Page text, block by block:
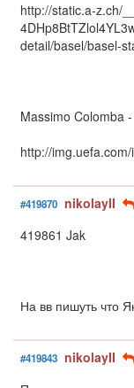
http://static.a-z.ch/
detail/basel/basel-
Massimo Colomba
http://
#419870 nikolayII
419861 Jak
На вв пишуть что
#419843 nikolayII